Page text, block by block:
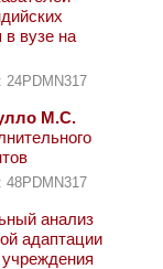
в вузе на
24PDMN317
М.С.
48PDMN317
анализ
адаптации